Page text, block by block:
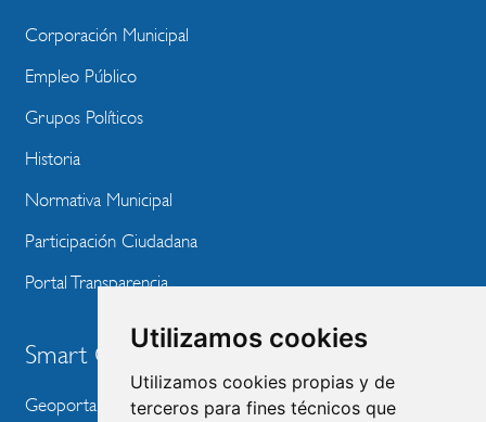
Utilizamos cookies
Utilizamos cookies propias y de
terceros para fines técnicos que
Corporación Municipal
Empleo Público
Grupos Políticos
Historia
Normativa Municipal
Participación Ciudadana
Portal Transparencia
Smart City
Geoportal